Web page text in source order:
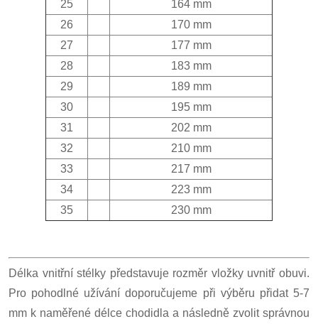
25
164 mm
26
170 mm
27
177 mm
28
183 mm
29
189 mm
30
195 mm
31
202 mm
32
210 mm
33
217 mm
34
223 mm
35
230 mm
Délka vnitřní stélky představuje rozměr vložky uvnitř obuvi.
Pro pohodlné užívání doporučujeme při výběru přidat 5-7
mm k naměřené délce chodidla a následně zvolit správnou